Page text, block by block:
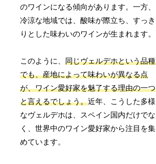
のワインになる傾向があります。一方、
冷涼な地域では、酸味が際立ち、すっき
りとした味わいのワインが生まれます。
このように、同じヴェルデホという品種
でも、産地によって味わいが異なる点
が、ワイン愛好家を魅了する理由の一つ
と言えるでしょう。近年、こうした多様
なヴェルデホは、スペイン国内だけでな
く、世界中のワイン愛好家から注目を集
めています。